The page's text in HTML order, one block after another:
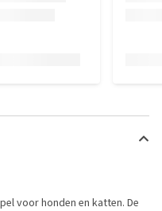
voor honden en katten. De